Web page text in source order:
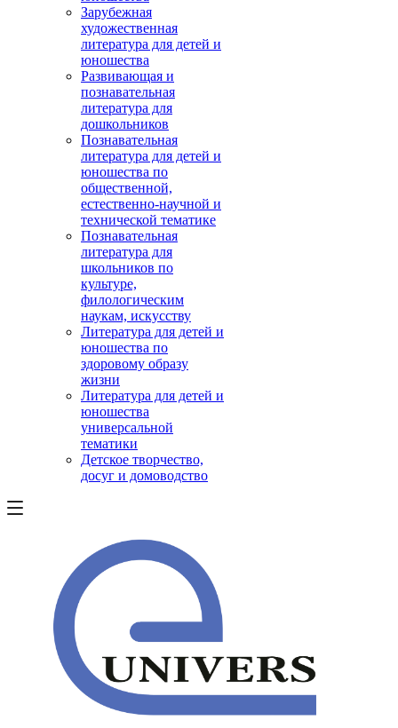
Зарубежная
художественная
литература для детей и
юношества
Развивающая и
познавательная
литература для
дошкольников
Познавательная
литература для детей и
юношества по
общественной,
естественно-научной и
технической тематике
Познавательная
литература для
школьников по
культуре,
филологическим
наукам, искусству
Литература для детей и
юношества по
здоровому образу
жизни
Литература для детей и
юношества
универсальной
тематики
Детское творчество,
досуг и домоводство